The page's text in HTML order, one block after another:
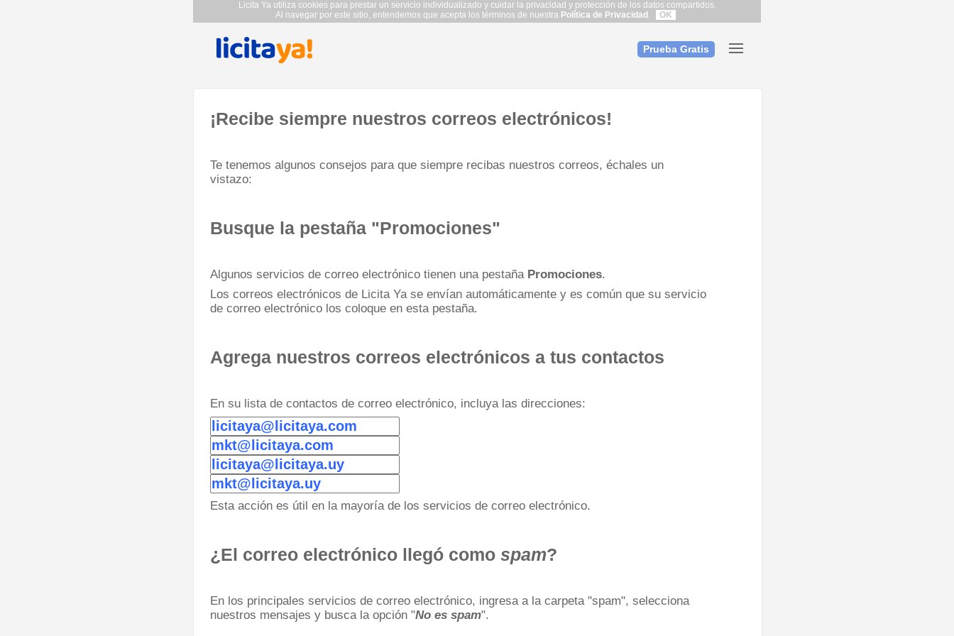
Licita Ya utiliza cookies para prestar un servicio individualizado y cuidar la privacidad y protección de los datos compartidos.
Al navegar por este sitio, entendemos que acepta los términos de nuestra Política de Privacidad . OK
Prueba Gratis
¡Recibe siempre nuestros correos electrónicos!
Te tenemos algunos consejos para que siempre recibas nuestros correos, échales un
vistazo:
Busque la pestaña "Promociones"
Algunos servicios de correo electrónico tienen una pestaña Promociones.
Los correos electrónicos de Licita Ya se envían automáticamente y es común que su servicio
de correo electrónico los coloque en esta pestaña.
Agrega nuestros correos electrónicos a tus contactos
En su lista de contactos de correo electrónico, incluya las direcciones:
Esta acción es útil en la mayoría de los servicios de correo electrónico.
¿El correo electrónico llegó como spam?
En los principales servicios de correo electrónico, ingresa a la carpeta "spam", selecciona
nuestros mensajes y busca la opción "No es spam".